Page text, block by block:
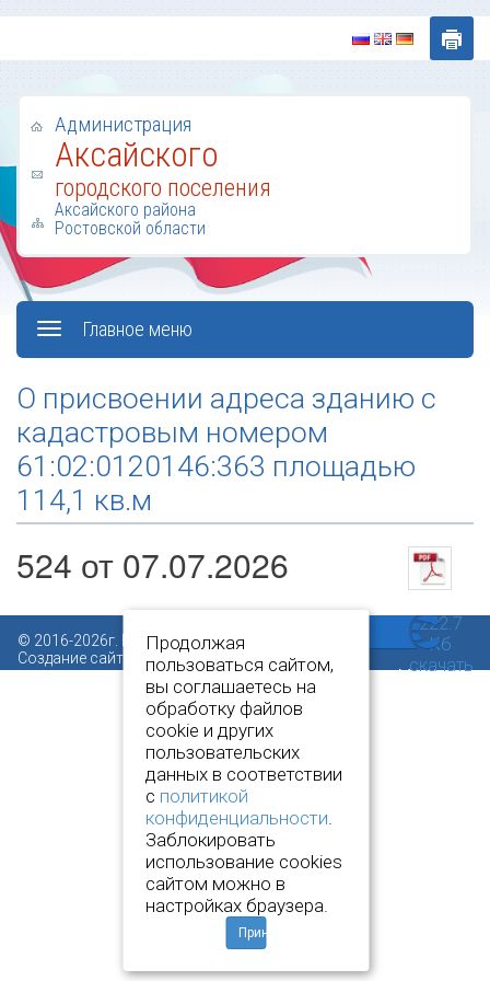
Администрация
Аксайского
городского поселения
Аксайского района
Ростовской области
Главное меню
О присвоении адреса зданию с
кадастровым номером
61:02:0120146:363 площадью
114,1 кв.м
222.7
Кб
скачать
524 от 07.07.2026
© 2016-2026г. Все права защищены.
Создание сайта:
www.novcit.ru
Продолжая
пользоваться сайтом,
вы соглашаетесь на
обработку файлов
cookie и других
пользовательских
данных в соответствии
с политикой
конфиденциальности.
Заблокировать
использование cookies
сайтом можно в
настройках браузера.
Принять